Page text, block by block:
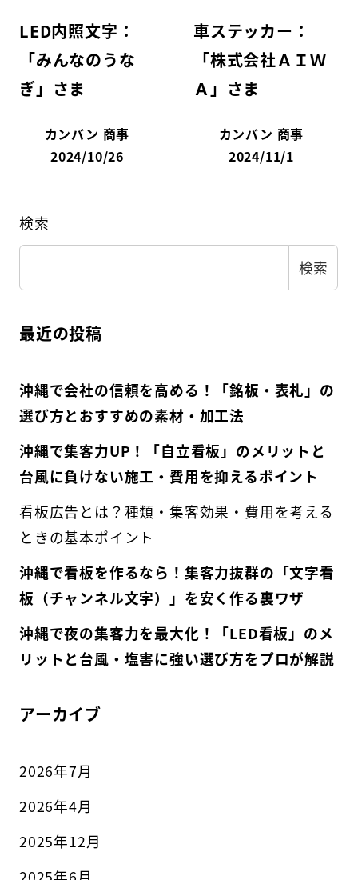
LED内照文字：
「みんなのうな
ぎ」さま
カンバン 商事
2024/10/26
車ステッカー：
「株式会社ＡＩＷ
Ａ」さま
カンバン 商事
2024/11/1
検索
検索
最近の投稿
沖縄で会社の信頼を高める！「銘板・表札」の
選び方とおすすめの素材・加工法
沖縄で集客力UP！「自立看板」のメリットと
台風に負けない施工・費用を抑えるポイント
看板広告とは？種類・集客効果・費用を考える
ときの基本ポイント
沖縄で看板を作るなら！集客力抜群の「文字看
板（チャンネル文字）」を安く作る裏ワザ
沖縄で夜の集客力を最大化！「LED看板」のメ
リットと台風・塩害に強い選び方をプロが解説
アーカイブ
2026年7月
2026年4月
2025年12月